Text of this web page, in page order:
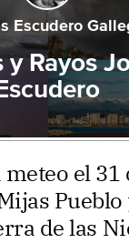
Escudero
y Rayos
Escudero
el 31
Pueblo
de las